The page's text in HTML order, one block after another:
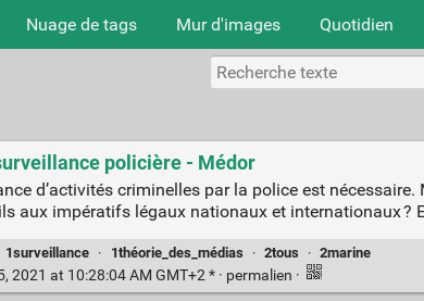
Nuage de tags Mur d'images Quotidien
policière - Médor
d’activités criminelles par la police est
aux impératifs légaux nationaux et internationaux ?
1surveillance · 1théorie_des_médias · 2tous · 2marine
2021 at 10:28:04 AM GMT+2 * · permalien ·